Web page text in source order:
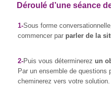
Déroulé d’une séance
1-Sous forme
commencer par parler de la
2-Puis vous déterminerez un
Par un ensemble de questions
cheminerez vers votre solution.